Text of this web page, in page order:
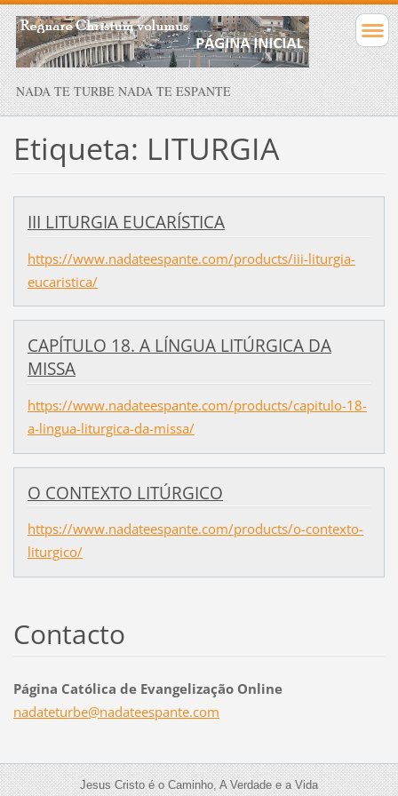
NADA TE TURBE NADA TE ESPANTE
Etiqueta: LITURGIA
III LITURGIA EUCARÍSTICA
https://www.nadateespante.com/products/iii-liturgia-
eucaristica/
CAPÍTULO 18. A LÍNGUA LITÚRGICA DA
MISSA
https://www.nadateespante.com/products/capitulo-18-
a-lingua-liturgica-da-missa/
O CONTEXTO LITÚRGICO
https://www.nadateespante.com/products/o-contexto-
liturgico/
Contacto
Página Católica de Evangelização Online
nadateturbe@nadateespante.com
Jesus Cristo é o Caminho, A Verdade e a Vida